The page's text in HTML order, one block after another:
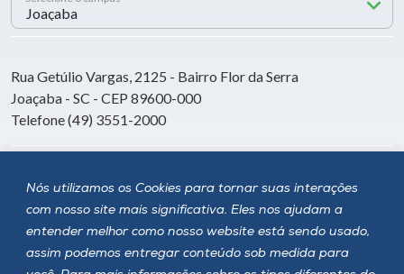
Nós utilizamos os Cookies para tornar suas interações
com nosso site mais significativa. Eles nos ajudam a
entender melhor como nosso website está sendo usado,
assim podemos entregar conteúdo sob medida para
Rua Getúlio Vargas, 2125 - Bairro Flor da Serra
Joaçaba - SC - CEP 89600-000
Telefone (49) 3551-2000
Siga a Unoesc